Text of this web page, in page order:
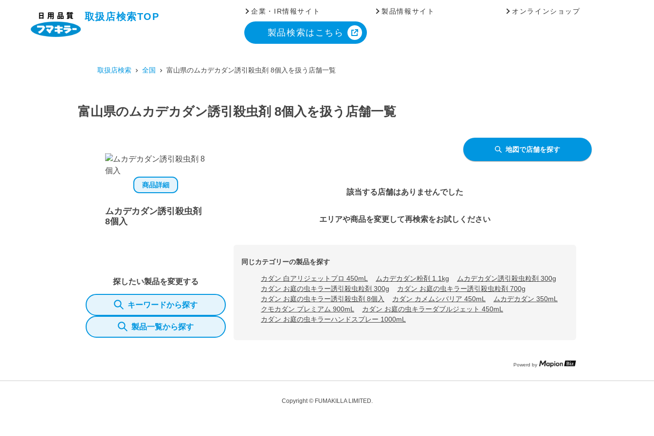
取扱店検索TOP
企業・IR情報サイト 製品情報サイト オンラインショップ
製品検索はこちら
取扱店検索 全国 富山県のムカデカダン誘引殺虫剤 8個入を扱う店舗一覧
富山県のムカデカダン誘引殺虫剤 8個入を扱う店舗一覧
商品詳細
ムカデカダン誘引殺虫剤
8個入
探したい製品を変更する
キーワードから探す
製品一覧から探す
地図で店舗を探す
該当する店舗はありませんでした
エリアや商品を変更して再検索をお試しください
同じカテゴリーの製品を探す
カダン 白アリジェットプロ 450mL ムカデカダン粉剤 1.1kg
ムカデカダン誘引殺虫粒剤 300g
カダン お庭の虫キラー誘引殺虫粒剤 300g
カダン お庭の虫キラー誘引殺虫粒剤 700g
カダン お庭の虫キラー誘引殺虫剤 8個入
カダン カメムシバリア 450mL
ムカデカダン 350mL
クモカダン プレミアム 900mL
カダン お庭の虫キラーダブルジェット 450mL
カダン お庭の虫キラーハンドスプレー 1000mL
Powerd by
Copyright © FUMAKILLA LIMITED.